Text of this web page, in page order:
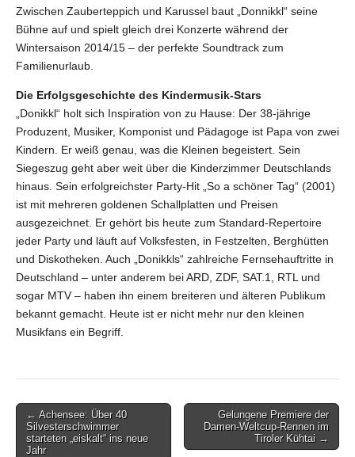
Zwischen Zauberteppich und Karussel baut „Donnikkl“ seine
Bühne auf und spielt gleich drei Konzerte während der
Wintersaison 2014/15 – der perfekte Soundtrack zum
Familienurlaub.
Die Erfolgsgeschichte des Kindermusik-Stars
„Donikkl“ holt sich Inspiration von zu Hause: Der 38-jährige
Produzent, Musiker, Komponist und Pädagoge ist Papa von zwei
Kindern. Er weiß genau, was die Kleinen begeistert. Sein
Siegeszug geht aber weit über die Kinderzimmer Deutschlands
hinaus. Sein erfolgreichster Party-Hit „So a schöner Tag“ (2001)
ist mit mehreren goldenen Schallplatten und Preisen
ausgezeichnet. Er gehört bis heute zum Standard-Repertoire
jeder Party und läuft auf Volksfesten, in Festzelten, Berghütten
und Diskotheken. Auch „Donikkls“ zahlreiche Fernsehauftritte in
Deutschland – unter anderem bei ARD, ZDF, SAT.1, RTL und
sogar MTV – haben ihn einem breiteren und älteren Publikum
bekannt gemacht. Heute ist er nicht mehr nur den kleinen
Musikfans ein Begriff.
Post
navigation
← Achensee: Über 40
Silvesterschwimmer
starteten „eiskalt“ ins neue
Jahr
Gelungene Premiere der
Damen-Weltcup-Rennen im
Tiroler Kühtai →